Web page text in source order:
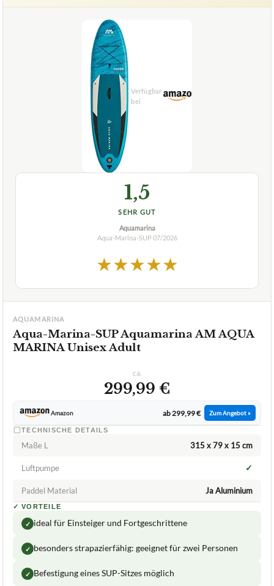
1,5
SEHR GUT
Aquamarina
Aqua-Marina-SUP 07/2026
★★★★★
AQUAMARINA
Aqua-Marina-SUP Aquamarina AM AQUA
MARINA Unisex Adult
ca.
299,99 €
Amazon ab 299,99 € Zum Angebot »
TECHNISCHE DETAILS
Maße L 315 x 79 x 15 cm
Luftpumpe ✓
Paddel Material Ja Aluminium
✓ VORTEILE
✓ ideal für Einsteiger und Fortgeschrittene
✓ besonders strapazierfähig: geeignet für zwei Personen
✓ Befestigung eines SUP-Sitzes möglich